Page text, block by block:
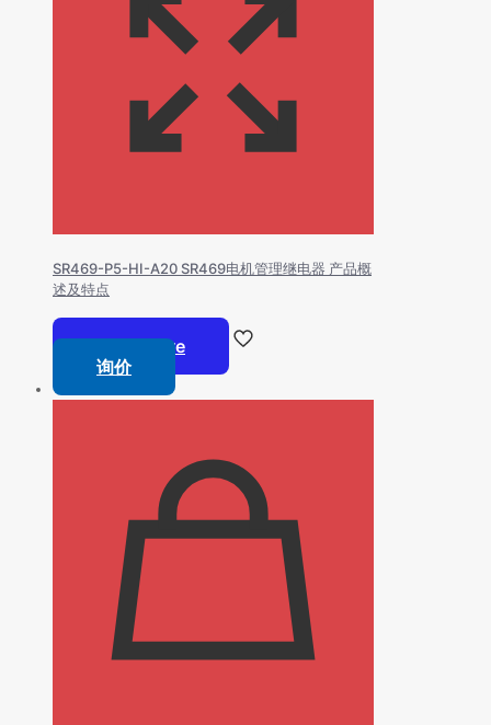
SR469-P5-HI-A20 SR469电机管理继电器 产品概
述及特点
Read more
询价